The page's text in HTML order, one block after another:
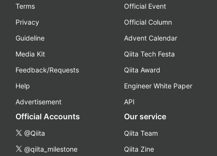
Terms
Privacy
Guideline
Media Kit
Feedback/Requests
Help
Advertisement
Official Event
Official Column
Advent Calendar
Qiita Tech Festa
Qiita Award
Engineer White Paper
API
Official Accounts
@Qiita
@qiita_milestone
Our service
Qiita Team
Qiita Zine